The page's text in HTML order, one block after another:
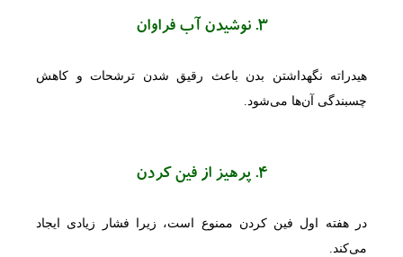
3. نوشیدن آب فراوان
هیدراته نگهداشتن بدن باعث رقیق شدن ترشحات و کاهش
چسبندگی آن‌ها می‌شود.
4. پرهیز از فین کردن
در هفته اول فین کردن ممنوع است، زیرا فشار زیادی ایجاد
می‌کند.